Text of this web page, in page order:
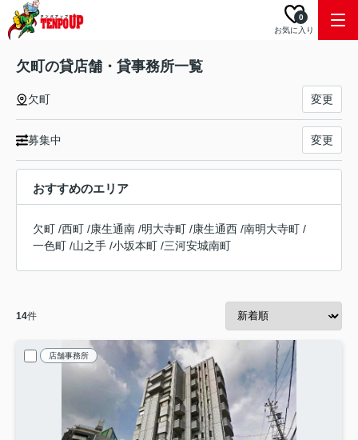
お気に入り
0
欠町の貸店舗・貸事務所一覧
欠町 変更
募集中 変更
おすすめのエリア
欠町 /西町 /康生通南 /明大寺町 /康生通西 /南明大寺町 /
一色町 /山之手 /小坂本町 /三河安城南町
14件
店舗事務所